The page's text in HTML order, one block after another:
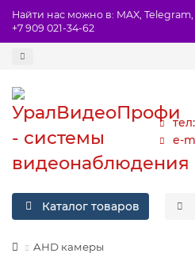
Найти нас можно в: MAX,
+7 909 021-34-62
e-
Каталог товаров
AHD камеры